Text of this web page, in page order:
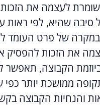
לעצמה את
סיבה שהיא, לפי
במקרה של פרט העומד
את הזכות להפסיק
הקבוצה,
או תקופה ממושכת
והנחיות הקבוצה